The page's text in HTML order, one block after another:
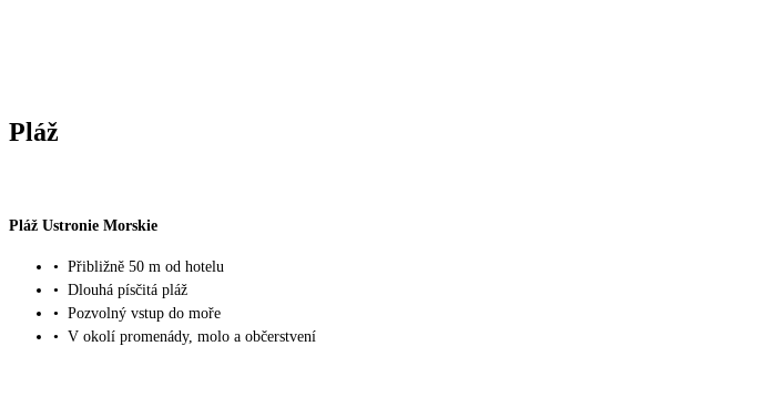
Pláž
Pláž Ustronie Morskie
• Přibližně 50 m od hotelu
• Dlouhá písčitá pláž
• Pozvolný vstup do moře
• V okolí promenády, molo a občerstvení